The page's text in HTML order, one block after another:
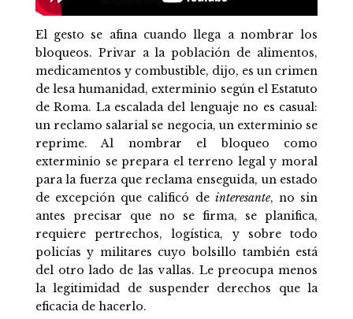
El gesto se afina cuando llega a nombrar los
bloqueos. Privar a la población de alimentos,
medicamentos y combustible, dijo, es un crimen
de lesa humanidad, exterminio según el Estatuto
de Roma. La escalada del lenguaje no es casual:
un reclamo salarial se negocia, un exterminio se
reprime. Al nombrar el bloqueo como
exterminio se prepara el terreno legal y moral
para la fuerza que reclama enseguida, un estado
de excepción que calificó de interesante, no sin
antes precisar que no se firma, se planifica,
requiere pertrechos, logística, y sobre todo
policías y militares cuyo bolsillo también está
del otro lado de las vallas. Le preocupa menos
la legitimidad de suspender derechos que la
eficacia de hacerlo.